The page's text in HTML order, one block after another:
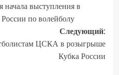
выступления в
по волейболу
Следующий:
ЦСКА в розыгрыше
Кубка России